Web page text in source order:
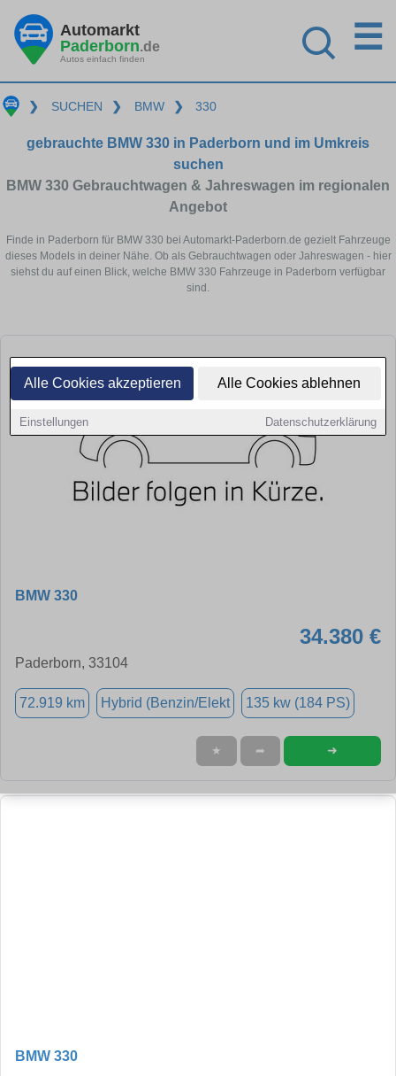
Alle Cookies akzeptieren Alle Cookies ablehnen
Einstellungen Datenschutzerklärung
Automarkt
Paderborn.de
Autos einfach finden
☰
❯ SUCHEN ❯ BMW ❯ 330
gebrauchte BMW 330 in Paderborn und im Umkreis
suchen
BMW 330 Gebrauchtwagen & Jahreswagen im regionalen
Angebot
Finde in Paderborn für BMW 330 bei Automarkt-Paderborn.de gezielt Fahrzeuge
dieses Models in deiner Nähe. Ob als Gebrauchtwagen oder Jahreswagen - hier
siehst du auf einen Blick, welche BMW 330 Fahrzeuge in Paderborn verfügbar
sind.
BMW 330
34.380 €
Paderborn, 33104
72.919 km Hybrid (Benzin/Elekt 135 kw (184 PS)
★ ➦ ➜
BMW 330